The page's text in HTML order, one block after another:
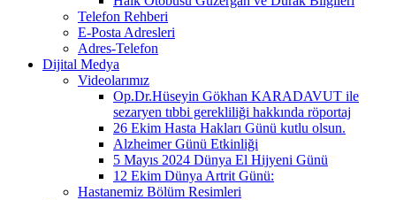
Telefon Rehberi
E-Posta Adresleri
Adres-Telefon
Dijital Medya
Videolarımız
Op.Dr.Hüseyin Gökhan KARADAVUT ile
sezaryen tıbbi gerekliliği hakkında röportaj
26 Ekim Hasta Hakları Günü kutlu olsun.
Alzheimer Günü Etkinliği
5 Mayıs 2024 Dünya El Hijyeni Günü
12 Ekim Dünya Artrit Günü:
Hastanemiz Bölüm Resimleri